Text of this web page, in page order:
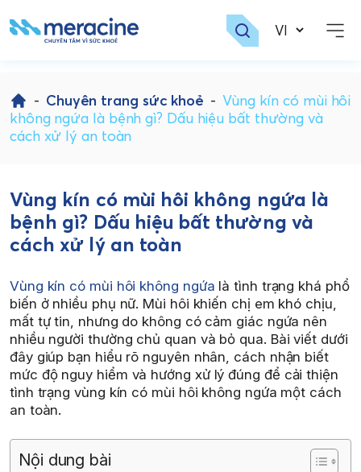
to
content
- Chuyên trang sức khoẻ - Vùng kín có mùi hôi
không ngứa là bệnh gì? Dấu hiệu bất thường và
cách xử lý an toàn
Vùng kín có mùi hôi không ngứa là
bệnh gì? Dấu hiệu bất thường và
cách xử lý an toàn
Vùng kín có mùi hôi không ngứa là tình trạng khá phổ
biến ở nhiều phụ nữ. Mùi hôi khiến chị em khó chịu,
mất tự tin, nhưng do không có cảm giác ngứa nên
nhiều người thường chủ quan và bỏ qua. Bài viết dưới
đây giúp bạn hiểu rõ nguyên nhân, cách nhận biết
mức độ nguy hiểm và hướng xử lý đúng để cải thiện
tình trạng vùng kín có mùi hôi không ngứa một cách
an toàn.
Nội dung bài